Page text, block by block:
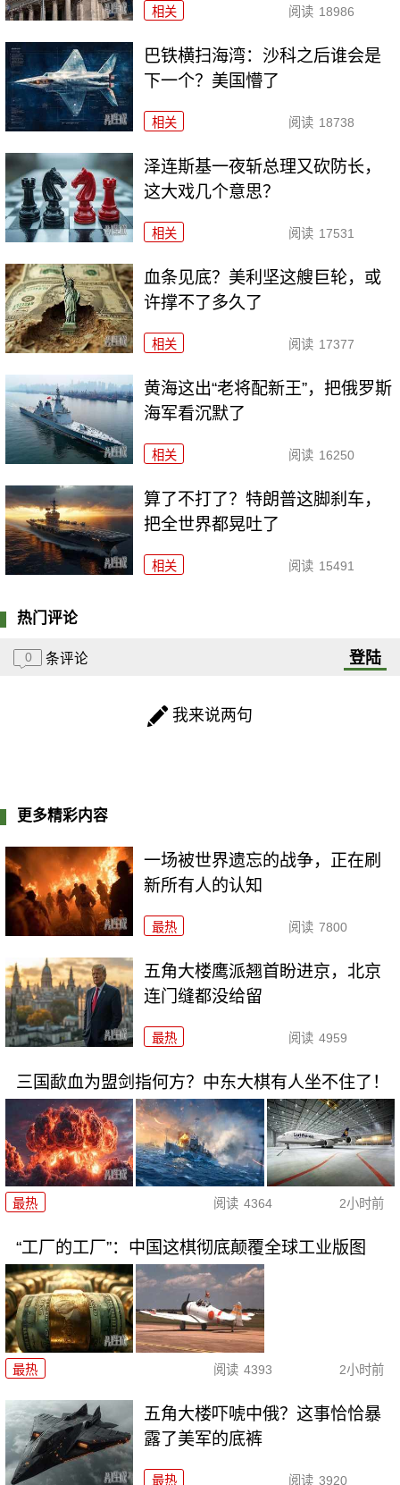
相关 阅读 18986
巴铁横扫海湾：沙科之后谁会是
下一个？美国懵了
相关 阅读 18738
泽连斯基一夜斩总理又砍防长，
这大戏几个意思？
相关 阅读 17531
血条见底？美利坚这艘巨轮，或
许撑不了多久了
相关 阅读 17377
黄海这出“老将配新王”，把俄罗斯
海军看沉默了
相关 阅读 16250
算了不打了？特朗普这脚刹车，
把全世界都晃吐了
相关 阅读 15491
热门评论
0 条评论 登陆
我来说两句
更多精彩内容
一场被世界遗忘的战争，正在刷
新所有人的认知
最热 阅读 7800
五角大楼鹰派翘首盼进京，北京
连门缝都没给留
最热 阅读 4959
三国歃血为盟剑指何方？中东大棋有人坐不住了！
最热 阅读 4364 2小时前
“工厂的工厂”：中国这棋彻底颠覆全球工业版图
最热 阅读 4393 2小时前
五角大楼吓唬中俄？这事恰恰暴
露了美军的底裤
最热 阅读 3920